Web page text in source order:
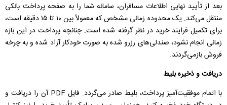
بعد از تأیید نهایی اطلاعات مسافران، سامانه شما را به صفحه پرداخت بانکی
منتقل می‌کند. یک محدوده زمانی مشخص که معمولاً بین ۱۰ تا ۱۵ دقیقه است،
برای تکمیل فرایند خرید در نظر گرفته شده است. چنانچه پرداخت در این بازه
زمانی انجام نشود، صندلی‌های رزرو شده به صورت خودکار آزاد شده و به چرخه
فروش بازمی‌گردند.
دریافت و ذخیره بلیط
با اتمام موفقیت‌آمیز پرداخت، بلیط صادر می‌گردد. فایل PDF آن را دریافت و